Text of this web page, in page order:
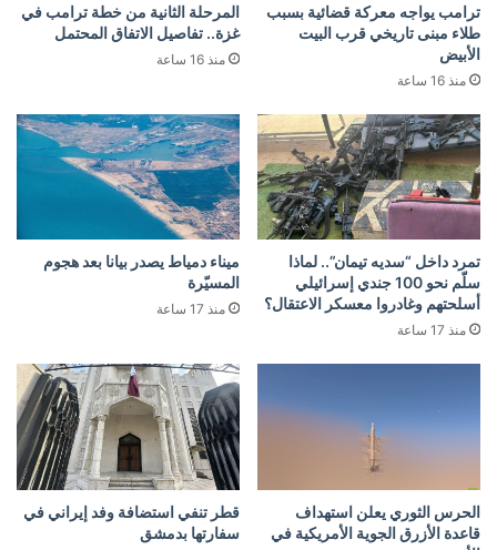
ترامب يواجه معركة قضائية بسبب
طلاء مبنى تاريخي قرب البيت
الأبيض
منذ 16 ساعة
المرحلة الثانية من خطة ترامب في
غزة.. تفاصيل الاتفاق المحتمل
منذ 16 ساعة
تمرد داخل “سديه تيمان”.. لماذا
سلّم نحو 100 جندي إسرائيلي
أسلحتهم وغادروا معسكر الاعتقال؟
منذ 17 ساعة
ميناء دمياط يصدر بيانا بعد هجوم
المسيّرة
منذ 17 ساعة
الحرس الثوري يعلن استهداف
قاعدة الأزرق الجوية الأمريكية في
قطر تنفي استضافة وفد إيراني في
سفارتها بدمشق